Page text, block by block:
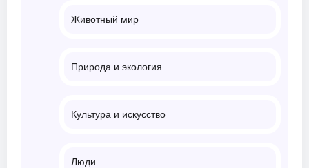
Животный мир
Природа и экология
Культура и искусство
Люди